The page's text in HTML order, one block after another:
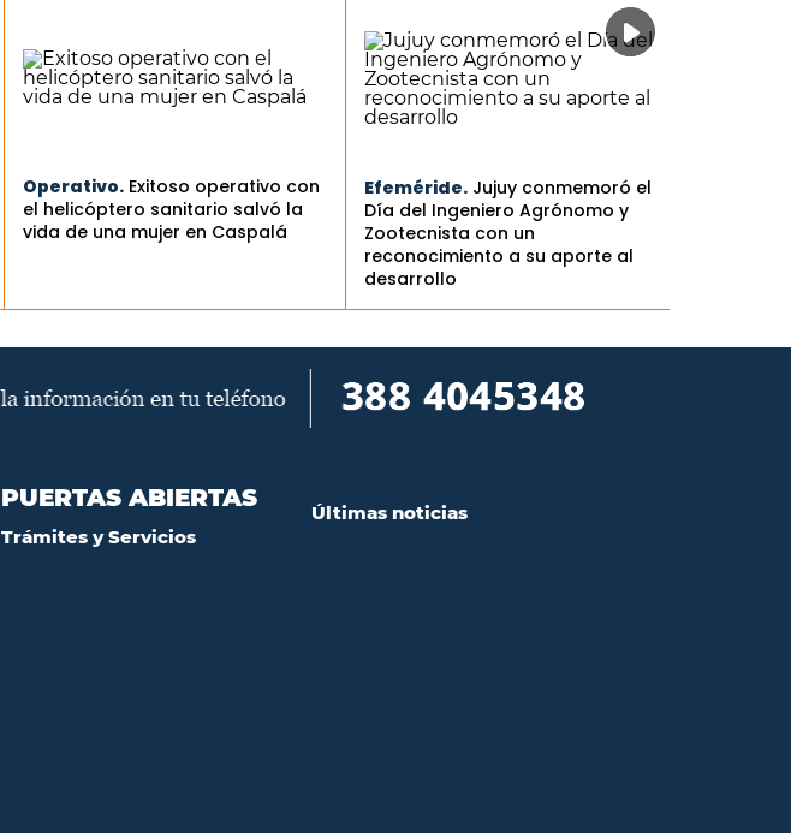
Operativo. Exitoso operativo con
el helicóptero sanitario salvó la
vida de una mujer en Caspalá
Efeméride. Jujuy conmemoró el
Día del Ingeniero Agrónomo y
Zootecnista con un
reconocimiento a su aporte al
desarrollo
PUERTAS ABIERTAS
Trámites y Servicios
Últimas noticias